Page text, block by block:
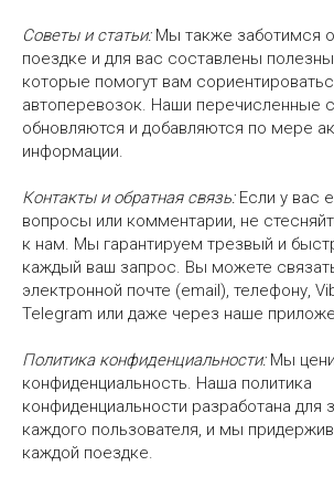
Советы и статьи:Мы также заботимся
поездке и для вас составлены
которые помогут вам
автоперевозок. Наши перечисленные
обновляются и добавляются по мере
информации.
Контакты и обратная связь:Если у вас
вопросы или комментарии, не
к нам. Мы гарантируем трезвый и
каждый ваш запрос. Вы можете
электронной почте (email), телефону,
Telegram или даже через наше
Политика конфиденциальности: Мы
конфиденциальность. Наша политика
конфиденциальности разработана для
каждого пользователя, и мы
каждой поездке.